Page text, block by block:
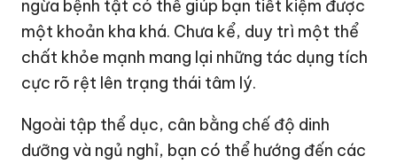
ngừa bệnh tật có thể giúp bạn tiết kiệm được
một khoản kha khá. Chưa kể, duy trì một thể
chất khỏe mạnh mang lại những tác dụng tích
cực rõ rệt lên trạng thái tâm lý.
Ngoài tập thể dục, cân bằng chế độ dinh
dưỡng và ngủ nghỉ, bạn có thể hướng đến các